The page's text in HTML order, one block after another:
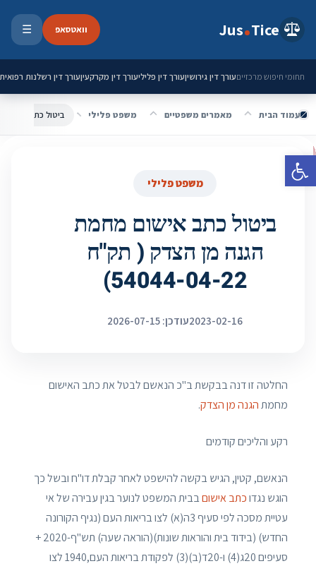
פתח סרגל נגישות
Jus Tice וואטסאפ ☰
תחומי חיפוש מרכזייםעורך דין גירושיןעורך דין פליליעורך דין מקרקעיןעורך דין רשלנות רפואית
עמוד הבית מאמרים משפטיים משפט פלילי
משפט פלילי
ביטול כתב אישום מחמת
הגנה מן הצדק ( תק"ח
54044-04-22)
2023-02-16עודכן: 2026-07-15
החלטה זו דנה בבקשת ב"כ הנאשם לבטל את כתב האישום
מחמתהגנה מן הצדק.
רקע והליכים קודמים
הנאשם, קטין, הגיש בקשה להישפט לאחר קבלת דו"ח ובשל כך
הוגש נגדוכתב אישוםבבית המשפט לנוער בגין עבירה של אי
עטיית מסכה לפי סעיף 3ה(א) לצו בריאות העם (נגיף הקורונה
החדש) (בידוד בית והוראות שונות)(הוראה שעה) תש"ף-2020 +
סעיפים 20ג(4) ו-20ד(ב)(3) לפקודת בריאות העם,1940 לצו